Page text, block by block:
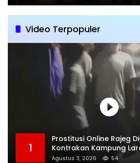
Video Terpopuler
1
Prostitusi Online Rajeg
Kontrakan Kampung
Agustus 3, 2026 54